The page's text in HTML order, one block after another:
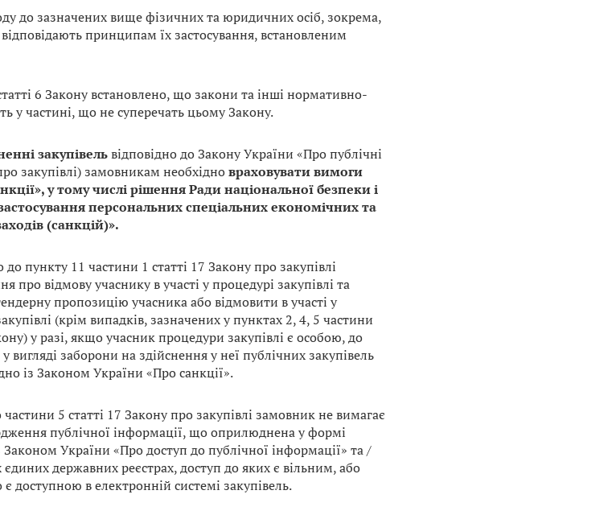
до зазначених вище фізичних та юридичних осіб, зокрема,
принципам їх застосування, встановленим
6 Закону встановлено, що закони та інші нормативно-
у частині, що не суперечать цьому Закону.
закупівельвідповідно до Закону України «Про публічні
закупівлі) замовникам необхідновраховувати вимоги
у тому числі рішення Ради національної безпеки і
персональних спеціальних економічних та
(санкцій)».
пункту 11 частини 1 статті 17 Закону про закупівлі
відмову учаснику в участі у процедурі закупівлі та
пропозицію учасника або відмовити в участі у
(крім випадків, зазначених у пунктах 2, 4, 5 частини
у разі, якщо учасник процедури закупівлі є особою, до
вигляді заборони на здійснення у неї публічних закупівель
із Законом України «Про санкції».
5 статті 17 Закону про закупівлі замовник не вимагає
публічної інформації, що оприлюднена у формі
Законом України «Про доступ до публічної інформації» та /
єдиних державних реєстрах, доступ до яких є вільним, або
доступною в електронній системі закупівель.